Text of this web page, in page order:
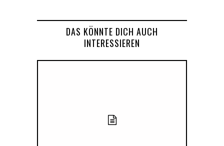
DAS KÖNNTE DICH AUCH
INTERESSIEREN